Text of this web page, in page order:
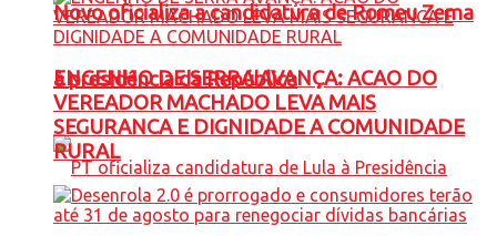
Novo oficializa a candidatura de Romeu Zema
à presidência da República
ENGENHO DE SERRA AVANÇA: ACAO DO
VEREADOR MACHADO LEVA MAIS
SEGURANCA E DIGNIDADE A COMUNIDADE
RURAL